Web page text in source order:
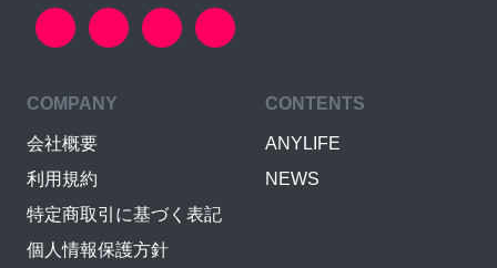
COMPANY
会社概要
利用規約
特定商取引に基づく表記
個人情報保護方針
CONTENTS
ANYLIFE
NEWS